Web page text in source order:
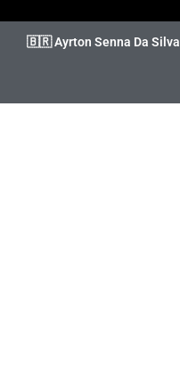
🇧🇷 Ayrton Senna Da Silva